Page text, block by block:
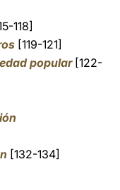
118]
[119-121]
popular[122-
[132-134]